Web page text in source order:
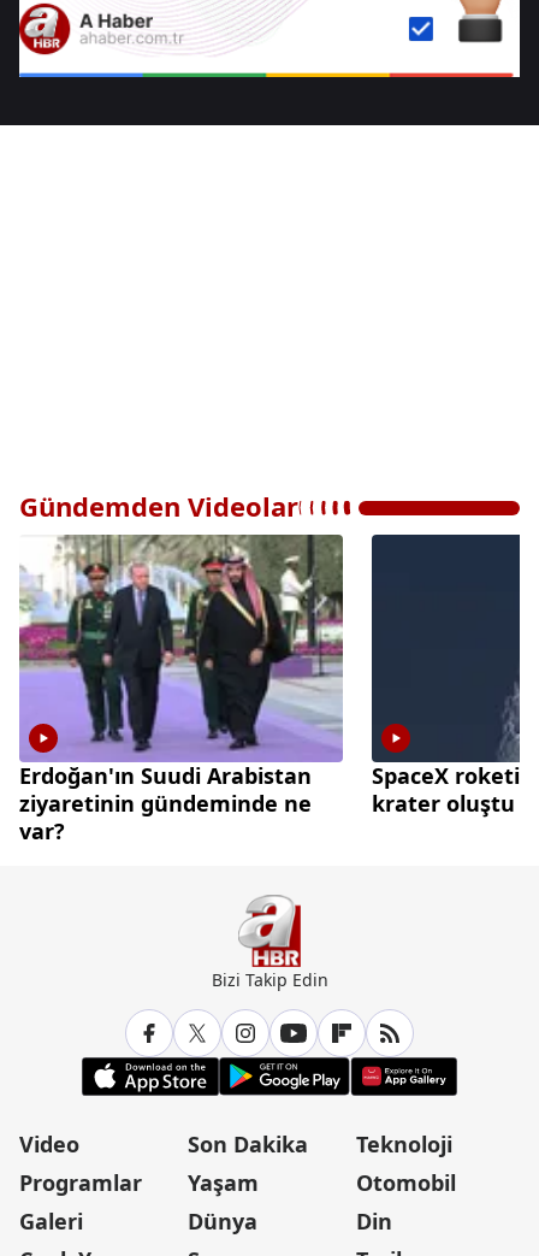
Gündemden Videolar
Erdoğan'ın Suudi Arabistan
ziyaretinin gündeminde ne
var?
SpaceX roketi
krater oluştu
Bizi Takip Edin
Video
Programlar
Galeri
Son Dakika
Yaşam
Dünya
Teknoloji
Otomobil
Din